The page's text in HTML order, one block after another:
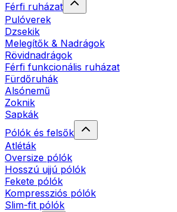
Férfi ruházat
Pulóverek
Dzsekik
Melegítők & Nadrágok
Rövidnadrágok
Férfi funkcionális ruházat
Fürdőruhák
Alsónemű
Zoknik
Sapkák
Pólók és felsők
Atléták
Oversize pólók
Hosszú ujjú pólók
Fekete pólók
Kompressziós pólók
Slim-fit pólók